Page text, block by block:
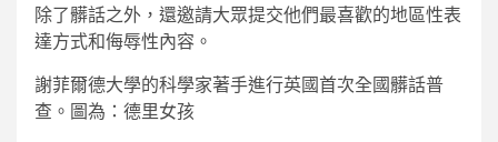
除了髒話之外，還邀請大眾提交他們最喜歡的地區性表
達方式和侮辱性內容。
謝菲爾德大學的科學家著手進行英國首次全國髒話普
查。圖為：德里女孩